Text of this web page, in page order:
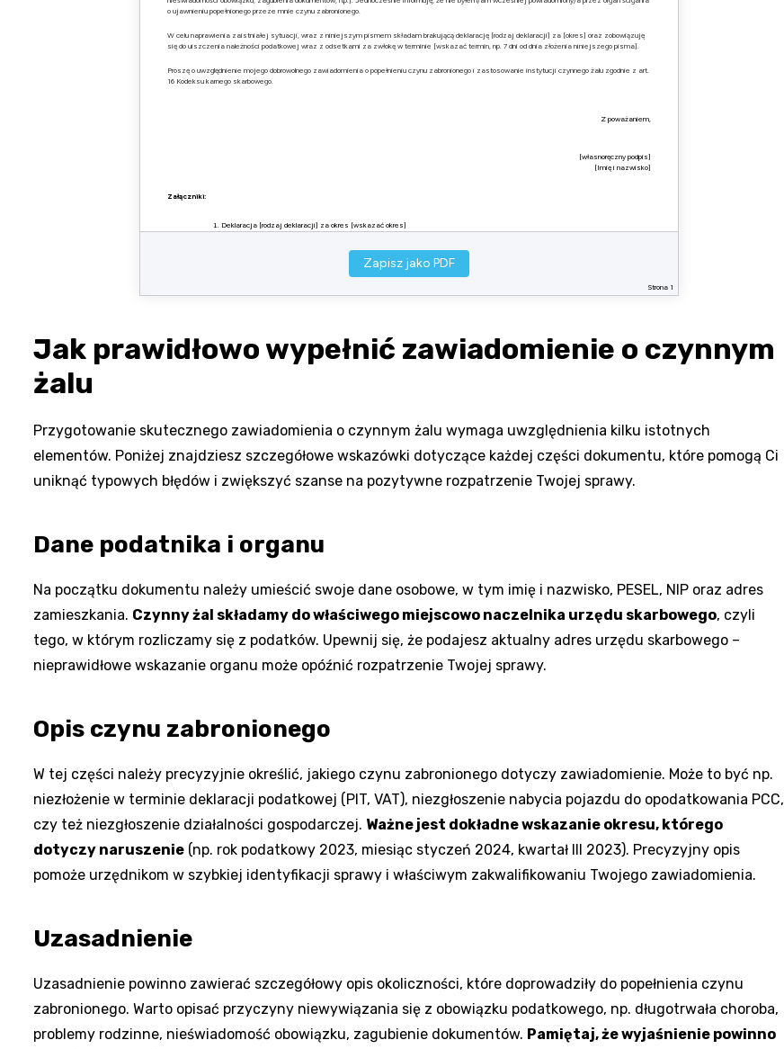
o ujawnieniu popełnionego przeze mnie czynu zabronionego.
W celu naprawienia zaistniałej sytuacji, wraz z niniejszym pismem składam brakującą deklarację [rodzaj deklaracji] za [okres] oraz zobowiązuję
się do uiszczenia należności podatkowej wraz z odsetkami za zwłokę w terminie [wskazać termin, np. 7 dni od dnia złożenia niniejszego pisma].
Proszę o uwzględnienie mojego dobrowolnego zawiadomienia o popełnieniu czynu zabronionego i zastosowanie instytucji czynnego żalu zgodnie z art.
16 Kodeksu karnego skarbowego.
Z poważaniem,
[własnoręczny podpis]
[Imię i nazwisko]
Załączniki:
Deklaracja [rodzaj deklaracji] za okres [wskazać okres]
Strona 1
Zapisz jako PDF
Jak prawidłowo wypełnić zawiadomienie o czynnym
żalu
Przygotowanie skutecznego zawiadomienia o czynnym żalu wymaga uwzględnienia kilku istotnych
elementów. Poniżej znajdziesz szczegółowe wskazówki dotyczące każdej części dokumentu, które pomogą Ci
uniknąć typowych błędów i zwiększyć szanse na pozytywne rozpatrzenie Twojej sprawy.
Dane podatnika i organu
Na początku dokumentu należy umieścić swoje dane osobowe, w tym imię i nazwisko, PESEL, NIP oraz adres
zamieszkania. Czynny żal składamy do właściwego miejscowo naczelnika urzędu skarbowego, czyli
tego, w którym rozliczamy się z podatków. Upewnij się, że podajesz aktualny adres urzędu skarbowego –
nieprawidłowe wskazanie organu może opóźnić rozpatrzenie Twojej sprawy.
Opis czynu zabronionego
W tej części należy precyzyjnie określić, jakiego czynu zabronionego dotyczy zawiadomienie. Może to być np.
niezłożenie w terminie deklaracji podatkowej (PIT, VAT), niezgłoszenie nabycia pojazdu do opodatkowania PCC,
czy też niezgłoszenie działalności gospodarczej. Ważne jest dokładne wskazanie okresu, którego
dotyczy naruszenie (np. rok podatkowy 2023, miesiąc styczeń 2024, kwartał III 2023). Precyzyjny opis
pomoże urzędnikom w szybkiej identyfikacji sprawy i właściwym zakwalifikowaniu Twojego zawiadomienia.
Uzasadnienie
Uzasadnienie powinno zawierać szczegółowy opis okoliczności, które doprowadziły do popełnienia czynu
zabronionego. Warto opisać przyczyny niewywiązania się z obowiązku podatkowego, np. długotrwała choroba,
problemy rodzinne, nieświadomość obowiązku, zagubienie dokumentów. Pamiętaj, że wyjaśnienie powinno